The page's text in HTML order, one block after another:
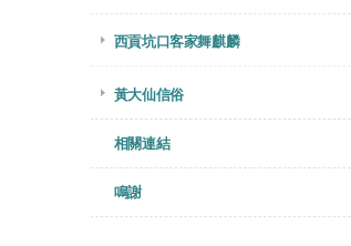
西貢坑口客家舞麒麟
黃大仙信俗
相關連結
鳴謝